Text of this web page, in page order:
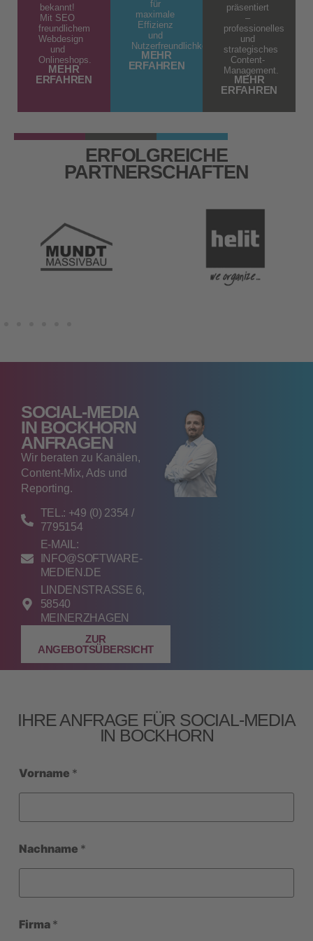
bekannt!
Mit SEO
freundlichem
Webdesign
und
Onlineshops.
MEHR
ERFAHREN
für
maximale
Effizienz
und
Nutzerfreundlichkeit.
MEHR
ERFAHREN
präsentiert
–
professionelles
und
strategisches
Content-
Management.
MEHR
ERFAHREN
ERFOLGREICHE
PARTNERSCHAFTEN
SOCIAL‑MEDIA
IN BOCKHORN
ANFRAGEN
Wir beraten zu Kanälen,
Content‑Mix, Ads und
Reporting.
TEL.: +49 (0) 2354 /
7795154
E-MAIL:
INFO@SOFTWARE-
MEDIEN.DE
LINDENSTRASSE 6, 5
8540 M
EINERZHAGEN
ZUR
ANGEBOTSÜBERSICHT
IHRE ANFRAGE FÜR SOCIAL‑MEDIA
IN BOCKHORN
Vorname *
Nachname *
Firma *